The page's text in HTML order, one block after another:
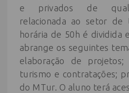
e privados de
relacionada ao setor de
horária de 50h é dividida
abrange os seguintes
elaboração de projetos;
turismo e contratações;
do MTur. O aluno terá